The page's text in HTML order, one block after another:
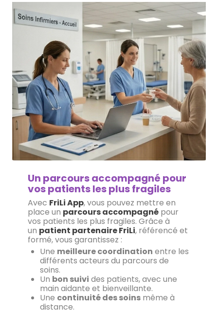
Un parcours accompagné pour
vos patients les plus fragiles
Avec FriLi App, vous pouvez mettre en
place un parcours accompagnépour
vos patients les plus fragiles. Grâce à
un patient partenaire FriLi, référencé et
formé, vous garantissez :
Une meilleure coordination entre les
différents acteurs du parcours de
soins.
Un bon suivi des patients, avec une
main aidante et bienveillante.
Une continuité des soinsmême à
distance.